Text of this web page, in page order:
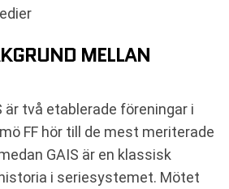
MELLAN
är två etablerade föreningar i
FF hör till de mest meriterade
GAIS är en klassisk
i seriesystemet. Mötet